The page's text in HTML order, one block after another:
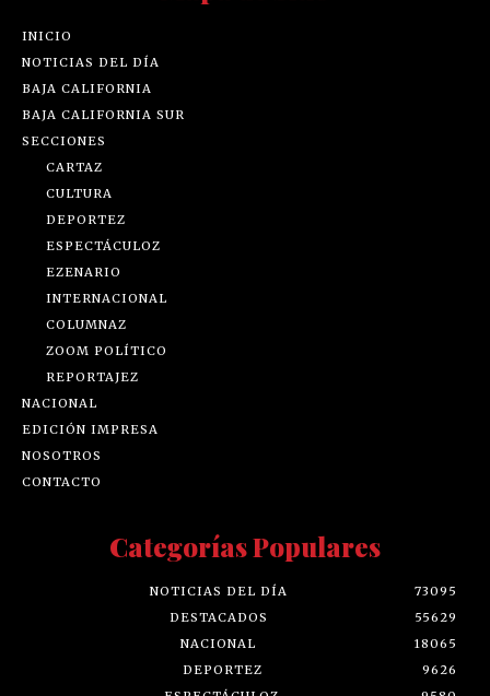
INICIO
NOTICIAS DEL DÍA
BAJA CALIFORNIA
BAJA CALIFORNIA SUR
SECCIONES
CARTAZ
CULTURA
DEPORTEZ
ESPECTÁCULOZ
EZENARIO
INTERNACIONAL
COLUMNAZ
ZOOM POLÍTICO
REPORTAJEZ
NACIONAL
EDICIÓN IMPRESA
NOSOTROS
CONTACTO
Categorías Populares
NOTICIAS DEL DÍA
73095
DESTACADOS
55629
NACIONAL
18065
DEPORTEZ
9626